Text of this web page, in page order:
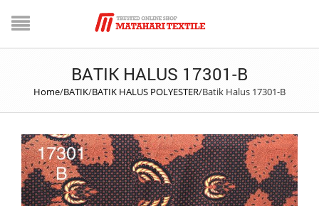
BATIK HALUS 17301-B
Home/BATIK/BATIK HALUS POLYESTER/Batik Halus 17301-B